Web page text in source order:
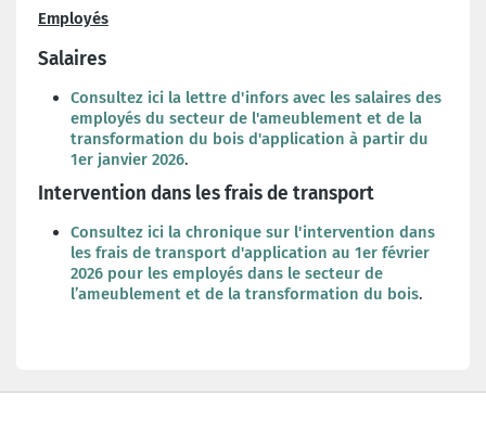
Employés
Salaires
Consultez ici la lettre d'infors avec les salaires des
employés du secteur de l'ameublement et de la
transformation du bois d'application à partir du
1er janvier 2026.
Intervention dans les frais de transport
Consultez ici la chronique sur l'intervention dans
les frais de transport d'application au 1er février
2026 pour les employés dans le secteur de
l’ameublement et de la transformation du bois.